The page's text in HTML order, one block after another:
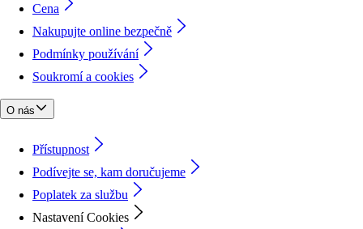
Cena
Nakupujte online bezpečně
Podmínky používání
Soukromí a cookies
O nás
Přístupnost
Podívejte se, kam doručujeme
Poplatek za službu
Nastavení Cookies